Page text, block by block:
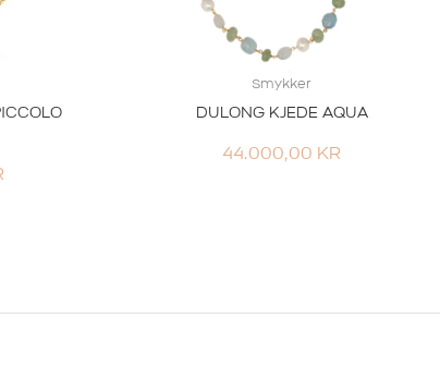
Smykker
DULONG KJEDE AQUA
44.000,00 KR